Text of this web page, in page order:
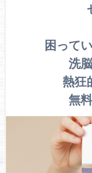
困って
洗
熱狂
無